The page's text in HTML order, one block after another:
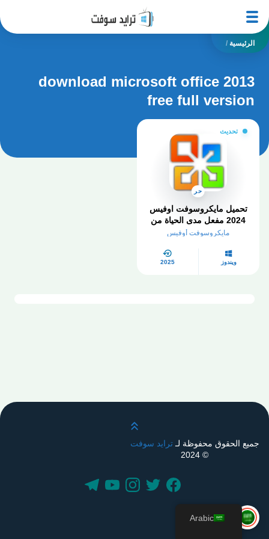
الرئيسية /
download microsoft office 2013
free full version
تحديث
حر
تحميل مايكروسوفت اوفيس
2024 مفعل مدى الحياة من
ميديا ​​فاير
مايكروسوفت أوفيس
ويندوز 2025
قم بالتمرير لأعلى
جميع الحقوق محفوظة لـترايد سوفت
© 2024
Arabic